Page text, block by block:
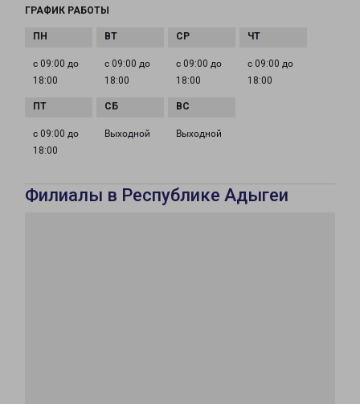
ГРАФИК РАБОТЫ
с 09:00 до
18:00
с 09:00 до
18:00
с 09:00 до
18:00
с 09:00 до
18:00
с 09:00 до
18:00
Выходной Выходной
Филиалы в Республике Адыгеи